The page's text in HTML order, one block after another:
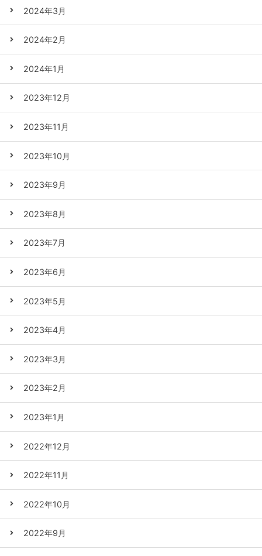
2024年3月
2024年2月
2024年1月
2023年12月
2023年11月
2023年10月
2023年9月
2023年8月
2023年7月
2023年6月
2023年5月
2023年4月
2023年3月
2023年2月
2023年1月
2022年12月
2022年11月
2022年10月
2022年9月